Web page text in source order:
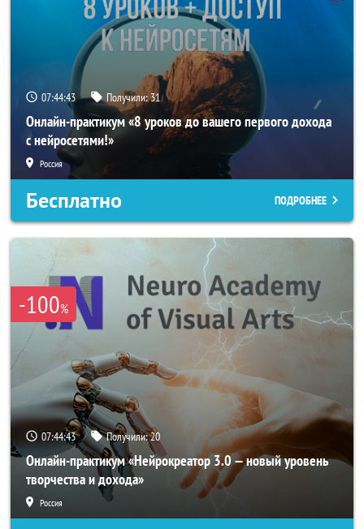
07:44:42 Получили:31
Онлайн-практикум «8 уроков до вашего первого дохода
с нейросетями!»
Россия
Бесплатно ПОДРОБНЕЕ
-100%
07:44:42 Получили:20
Онлайн-практикум «Нейрокреатор 3.0 — новый уровень
творчества и дохода»
Россия